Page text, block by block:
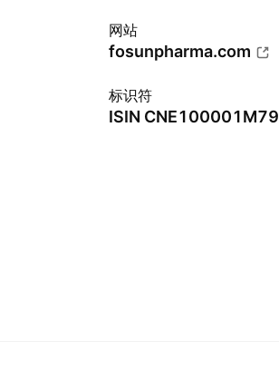
网站
fosunpharma.com
标识符
ISIN CNE100001M79